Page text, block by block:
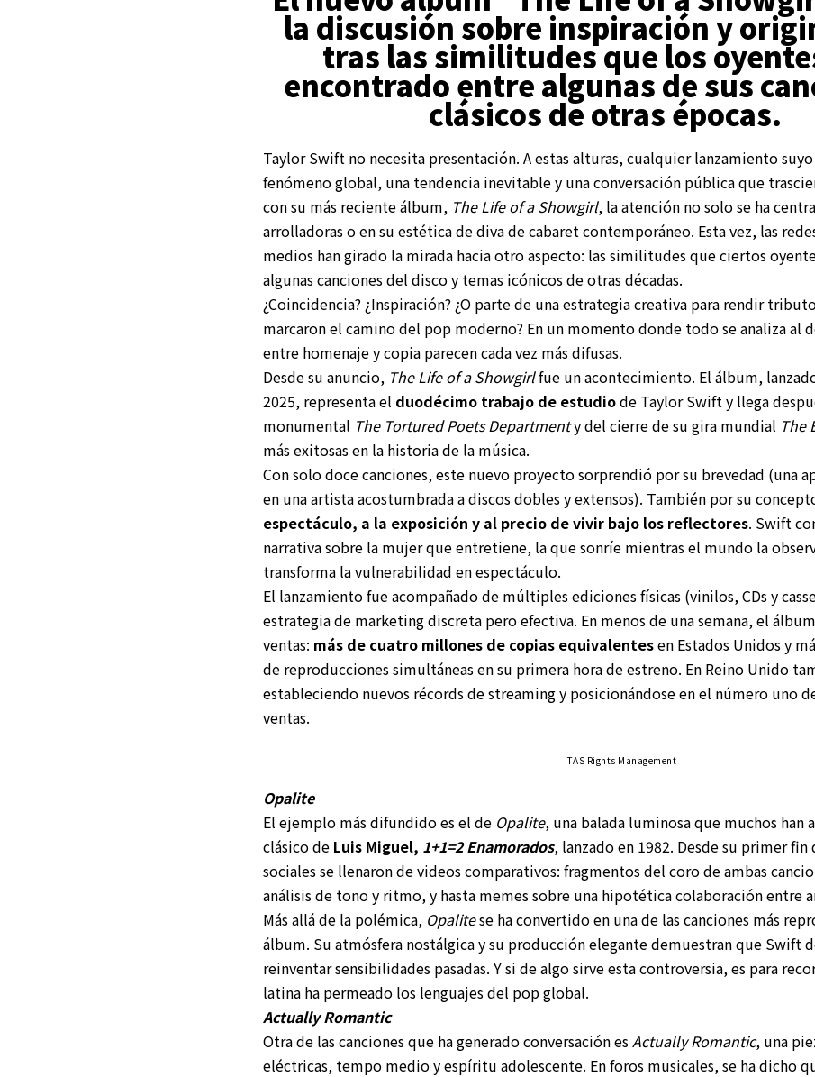
la discusión sobre inspiración y
tras las similitudes que los
encontrado entre algunas de sus
clásicos de otras épocas.
Taylor Swift no necesita presentación. A estas alturas, cualquier lanzamiento
fenómeno global, una tendencia inevitable y una conversación pública que
con su más reciente álbum, The Life of a Showgirl, la atención no solo se ha
arrolladoras o en su estética de diva de cabaret contemporáneo. Esta vez, las
medios han girado la mirada hacia otro aspecto: las similitudes que ciertos
algunas canciones del disco y temas icónicos de otras décadas.
¿Coincidencia? ¿Inspiración? ¿O parte de una estrategia creativa para rendir
marcaron el camino del pop moderno? En un momento donde todo se analiza al
entre homenaje y copia parecen cada vez más difusas.
Desde su anuncio, The Life of a Showgirlfue un acontecimiento. El álbum,
2025, representa el duodécimo trabajo de estudiode Taylor Swift y llega
monumental The Tortured Poets Departmenty del cierre de su gira mundial The
más exitosas en la historia de la música.
Con solo doce canciones, este nuevo proyecto sorprendió por su brevedad (una
en una artista acostumbrada a discos dobles y extensos). También por su
espectáculo, a la exposición y al precio de vivir bajo los reflectores. Swift
narrativa sobre la mujer que entretiene, la que sonríe mientras el mundo la
transforma la vulnerabilidad en espectáculo.
El lanzamiento fue acompañado de múltiples ediciones físicas (vinilos, CDs y
estrategia de marketing discreta pero efectiva. En menos de una semana, el
ventas: más de cuatro millones de copias equivalentesen Estados Unidos y
de reproducciones simultáneas en su primera hora de estreno. En Reino Unido
estableciendo nuevos récords de streaming y posicionándose en el número uno
ventas.
TAS Rights Management
Opalite
El ejemplo más difundido es el de Opalite, una balada luminosa que muchos han
clásico de Luis Miguel, 1+1=2 Enamorados, lanzado en 1982. Desde su primer fin
sociales se llenaron de videos comparativos: fragmentos del coro de ambas
análisis de tono y ritmo, y hasta memes sobre una hipotética colaboración entre
Más allá de la polémica, Opalitese ha convertido en una de las canciones más
álbum. Su atmósfera nostálgica y su producción elegante demuestran que Swift
reinventar sensibilidades pasadas. Y si de algo sirve esta controversia, es para
latina ha permeado los lenguajes del pop global.
Actually Romantic
Otra de las canciones que ha generado conversación esActually Romantic, una
eléctricas, tempo medio y espíritu adolescente. En foros musicales, se ha dicho